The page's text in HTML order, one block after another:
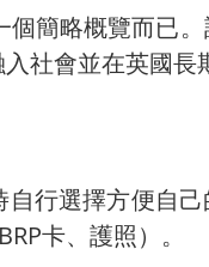
簡略概覽而已
社會並在英國長
行選擇方便自
卡、護照）。